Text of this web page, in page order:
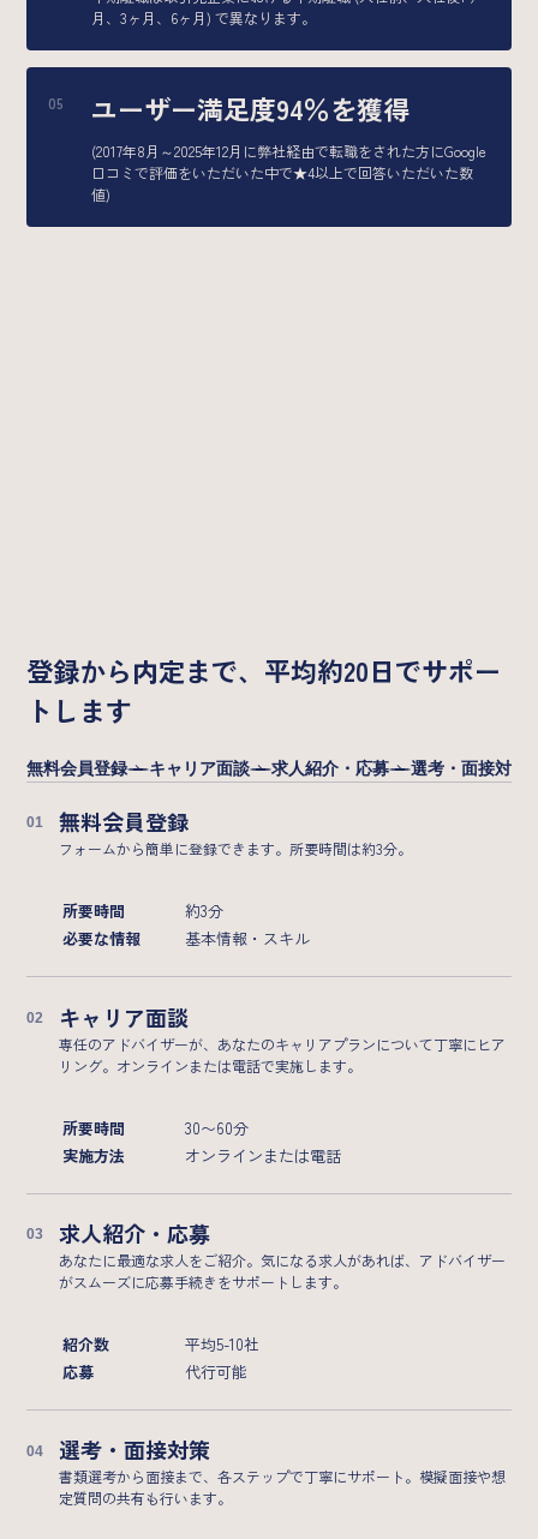
月、3ヶ月、6ヶ月) で異なります。
ユーザー満足度94％を獲得
(2017年8月～2025年12月に弊社経由で転職をされた方にGoogle
口コミで評価をいただいた中で★4以上で回答いただいた数
値)
Service
Flow
登録から内定まで、平均約20日でサポー
トします
無料会員登録 キャリア面談 求人紹介・応募 選考・面接対策
無料会員登録
フォームから簡単に登録できます。所要時間は約3分。
所要時間
約3分
必要な情報
基本情報・スキル
キャリア面談
専任のアドバイザーが、あなたのキャリアプランについて丁寧にヒア
リング。オンラインまたは電話で実施します。
所要時間
30〜60分
実施方法
オンラインまたは電話
求人紹介・応募
あなたに最適な求人をご紹介。気になる求人があれば、アドバイザー
がスムーズに応募手続きをサポートします。
紹介数
平均5-10社
応募
代行可能
選考・面接対策
書類選考から面接まで、各ステップで丁寧にサポート。模擬面接や想
定質問の共有も行います。